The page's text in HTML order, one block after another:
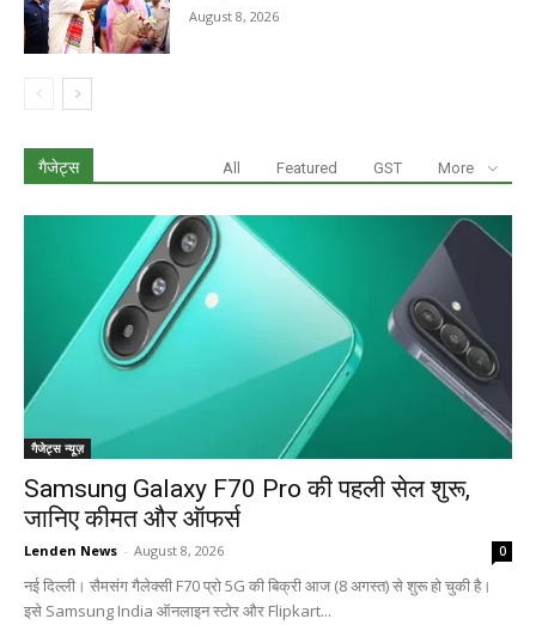
August 8, 2026
गैजेट्स All Featured GST More
गैजेट्स न्यूज़
Samsung Galaxy F70 Pro की पहली सेल शुरू,
जानिए कीमत और ऑफर्स
Lenden News - August 8, 2026 0
नई दिल्ली। सैमसंग गैलेक्सी F70 प्रो 5G की बिक्री आज (8 अगस्त) से शुरू हो चुकी है।
इसे Samsung India ऑनलाइन स्टोर और Flipkart...